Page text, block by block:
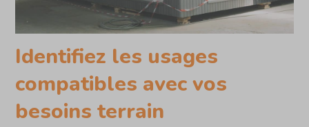
Identifiez les usages
compatibles avec vos
besoins terrain